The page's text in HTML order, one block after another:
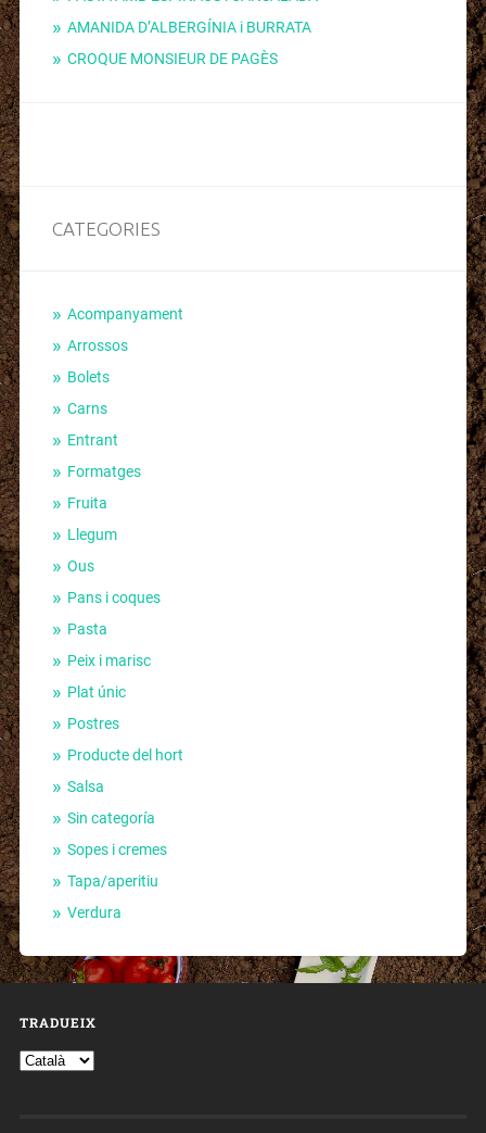
AMANIDA D’ALBERGÍNIA i BURRATA
CROQUE MONSIEUR DE PAGÈS
CATEGORIES
Acompanyament
Arrossos
Bolets
Carns
Entrant
Formatges
Fruita
Llegum
Ous
Pans i coques
Pasta
Peix i marisc
Plat únic
Postres
Producte del hort
Salsa
Sin categoría
Sopes i cremes
Tapa/aperitiu
Verdura
TRADUEIX